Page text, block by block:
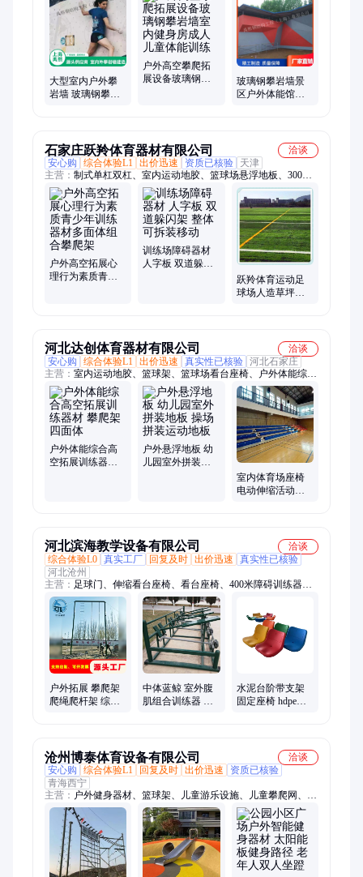
校攀岩墙、幼儿园成人攀岩、玻璃幕墙工程、膜结构工程
大型室内户外攀
岩墙 玻璃钢攀岩
户外高空攀爬拓
展设备玻璃钢攀
玻璃钢攀岩墙景
区户外体能馆高
石家庄跃羚体育器材有限公司
洽谈
安心购
综合体验L1 出价迅速 资质已核验
天津
主营： 制式单杠双杠、室内运动地胶、篮球场悬浮地板、300米
障碍训练器材、八项障碍器材、小区室外幼儿园健身房橡胶地
垫、幼儿园室外360私教订制地胶、篮球场硅pu丙烯酸塑胶地
面、大彩虹折叠移动室内外乒乓球台、仿真冰场高分子溜冰运动
地面、室内比赛液压篮球架、商场游乐场健身房地胶、体育运动
足球场隔离护栏围网
户外高空拓展心
理行为素质青少
训练场障碍器材
人字板 双道躲闪
跃羚体育运动足
球场人造草坪运
河北达创体育器材有限公司
洽谈
安心购
综合体验L1 出价迅速 真实性已核验 河北石家庄
主营： 室内运动地胶、篮球架、篮球场看台座椅、户外体能综合
训练器材、篮球场运动地胶、乒乓球台、塑胶地面、小区室外橡
胶地垫、户外公园园林休闲椅、亲子儿童早教体适能软包教具器
材、学校塑胶跑道地面材料、足球场幼儿园人造草坪、健身房橡
胶地垫
户外体能综合高
空拓展训练器材
户外悬浮地板 幼
儿园室外拼装地
室内体育场座椅
电动伸缩活动看
河北滨海教学设备有限公司
洽谈
综合体验L0 真实工厂 回复及时 出价迅速
真实性已核验
河北沧州
主营： 足球门、伸缩看台座椅、看台座椅、400米障碍训练器
材、渡海登岛训练器材、拓展训练器材、海绵垫、体育器材、健
身器材、电动伸缩看台座椅、体育馆座椅、膜结构、场地围网、
塑胶跑道、公园椅、垃圾桶、硅pu球场、悬浮地板、epdm颗粒、
移动篮球架、人造草坪、足球场草坪、乒乓球台、pvc地胶、排
球柱
户外拓展 攀爬架
爬绳爬杆架 综合
中体蓝鲸 室外腹
肌组合训练器 体
水泥台阶带支架
固定座椅 hdpe材
沧州博泰体育设备有限公司
洽谈
安心购
综合体验L1 回复及时 出价迅速
资质已核验
青海西宁
主营： 户外健身器材、篮球架、儿童游乐设施、儿童攀爬网、百
米障碍训练器材、儿童秋千、儿童滑梯、定制滑梯、公园椅、户
外垃圾桶、传声筒、悬浮地板、围网、塑胶跑道、看台座椅、乒
乓球台、羽毛球柱、儿童游乐设备、圆形健身设施、软体器材